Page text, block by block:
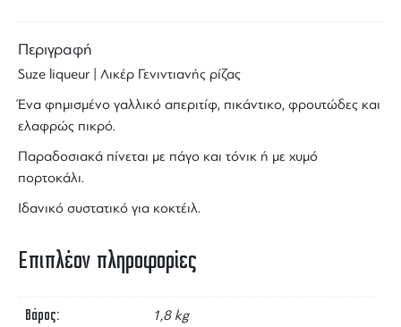
Περιγραφή
Suze liqueur| Λικέρ Γενιντιανής ρίζας
Ένα φημισμένο γαλλικό απεριτίφ, πικάντικο, φρουτώδες και
ελαφρώς πικρό.
Παραδοσιακά πίνεται με πάγο και τόνικ ή με χυμό
πορτοκάλι.
Ιδανικό συστατικό για κοκτέιλ.
Επιπλέον πληροφορίες
Βάρος 1,8 kg